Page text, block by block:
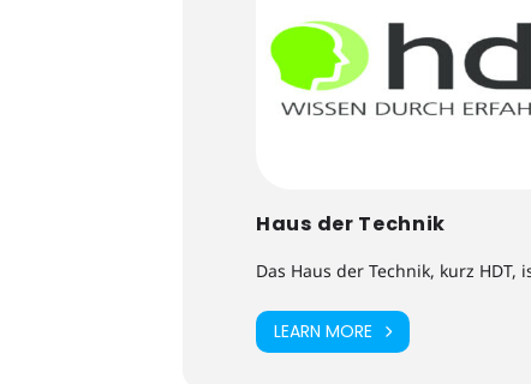
Haus der Technik
Das Haus der Technik, kurz
LEARN MORE